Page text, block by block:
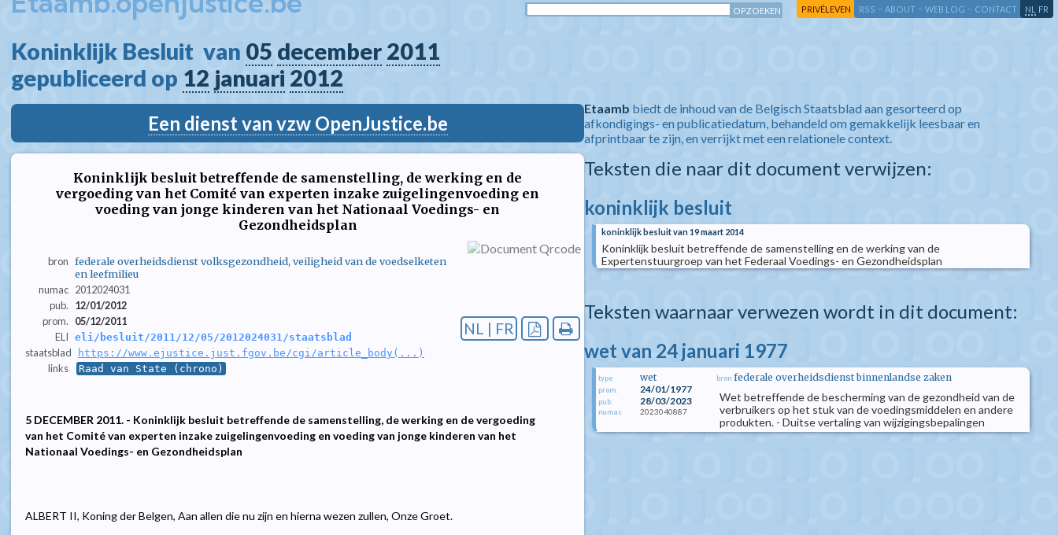
PRIVÉLEVEN RSS - ABOUT - WEB LOG - CONTACT NL FR
Koninklijk Besluit  van 05 december 2011
gepubliceerd op 12 januari 2012
Een dienst van vzw OpenJustice.be
Koninklijk besluit betreffende de samenstelling, de werking en de
vergoeding van het Comité van experten inzake zuigelingenvoeding en
voeding van jonge kinderen van het Nationaal Voedings- en
Gezondheidsplan
bron federale overheidsdienst volksgezondheid, veiligheid van de voedselketen
en leefmilieu
numac 2012024031
pub.
12/01/2012
prom.
05/12/2011
ELI eli/besluit/2011/12/05/2012024031/staatsblad
staatsblad https://www.ejustice.just.fgov.be/cgi/article_body(...)
links Raad van State (chrono)
NL | FR
5 DECEMBER 2011. - Koninklijk besluit betreffende de samenstelling, de werking en de vergoeding
van het Comité van experten inzake zuigelingenvoeding en voeding van jonge kinderen van het
Nationaal Voedings- en Gezondheidsplan
ALBERT II, Koning der Belgen, Aan allen die nu zijn en hierna wezen zullen, Onze Groet.
Etaamb biedt de inhoud van de Belgisch Staatsblad aan gesorteerd op
afkondigings- en publicatiedatum, behandeld om gemakkelijk leesbaar en
afprintbaar te zijn, en verrijkt met een relationele context.
Teksten die naar dit document verwijzen:
koninklijk besluit
koninklijk besluit van 19 maart 2014
Koninklijk besluit betreffende de samenstelling en de werking van de
Expertenstuurgroep van het Federaal Voedings- en Gezondheidsplan
Teksten waarnaar verwezen wordt in dit document:
wet van 24 januari 1977
type wet
prom. 24/01/1977
pub. 28/03/2023
numac 2023040887
bron federale overheidsdienst binnenlandse zaken
Wet betreffende de bescherming van de gezondheid van de
verbruikers op het stuk van de voedingsmiddelen en andere
produkten. - Duitse vertaling van wijzigingsbepalingen